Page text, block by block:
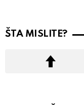
ŠTA MISLITE?